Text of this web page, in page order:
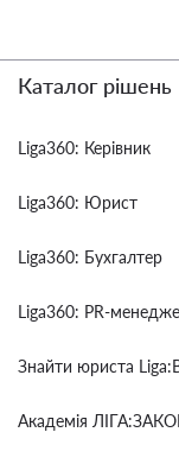
Каталог рішень
Liga360: Керівник
Liga360: Юрист
Liga360: Бухгалтер
Liga360: PR-
Знайти юриста
Академія